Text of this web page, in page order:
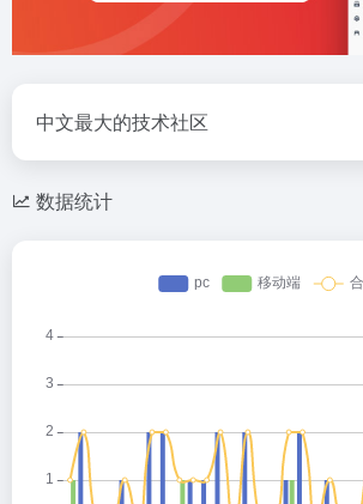
中文最大的技术社区
数据统计